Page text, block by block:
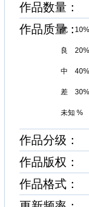
作品数量
作品质量优 10%
良 20%
中 40%
差 30%
未知 %
作品分级：
作品版权：
作品格式：